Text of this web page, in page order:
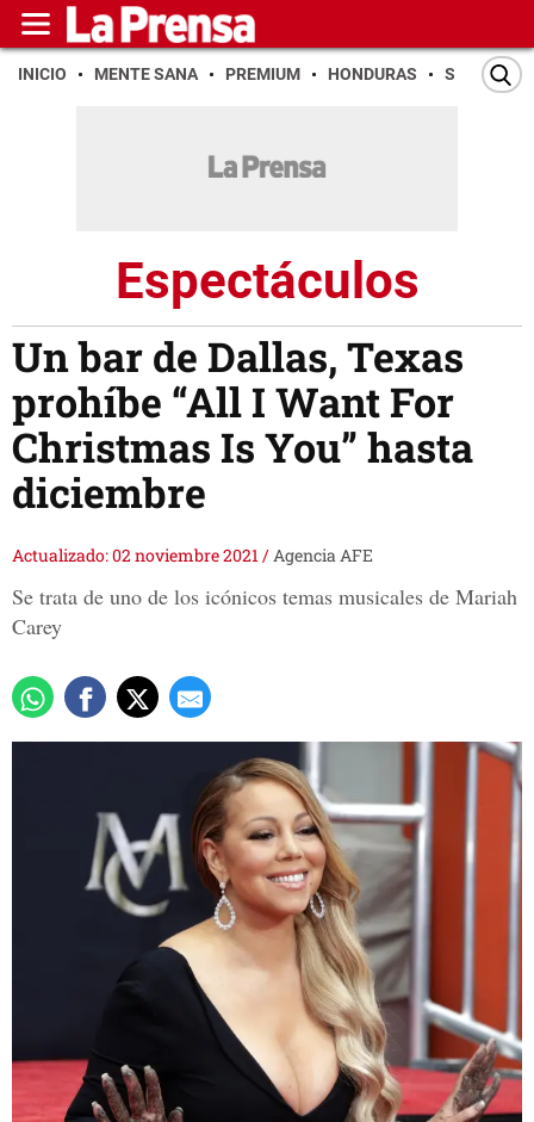
INICIO MENTE SANA PREMIUM HONDURAS SAN PEDRO
Espectáculos
Un bar de Dallas, Texas
prohíbe “All I Want For
Christmas Is You” hasta
diciembre
Actualizado: 02 noviembre 2021/Agencia AFE
Se trata de uno de los icónicos temas musicales de Mariah
Carey